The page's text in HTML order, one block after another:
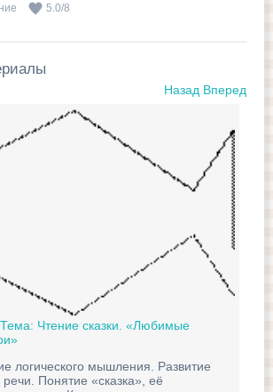
5.0/8
Назад Вперед
Чтение сказки. «Любимые
логического мышления. Развитие
речи. Понятие «сказка», её